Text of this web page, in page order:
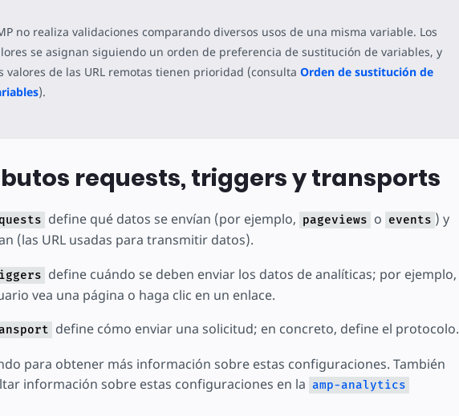
no realiza validaciones comparando diversos usos de una misma variable. Los
se asignan siguiendo un orden de preferencia de sustitución de variables, y
valores de las URL remotas tienen prioridad (consulta Orden de sustitución de
).
requests, triggers y transports
define qué datos se envían (por ejemplo, pageviews o events ) y
(las URL usadas para transmitir datos).
define cuándo se deben enviar los datos de analíticas; por ejemplo,
vea una página o haga clic en un enlace.
define cómo enviar una solicitud; en concreto, define el protocolo.
para obtener más información sobre estas configuraciones. También
información sobre estas configuraciones en la amp-analytics